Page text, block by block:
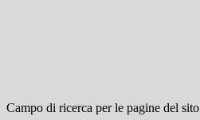
Campo di ricerca per le pagine del sito